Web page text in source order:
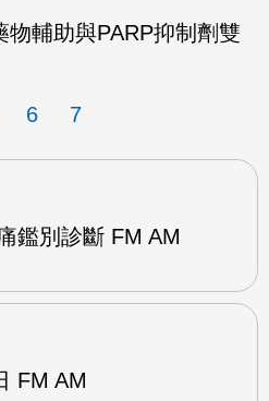
輔助與PARP抑制劑雙
6 7
鑑別診斷 FM AM
FM AM